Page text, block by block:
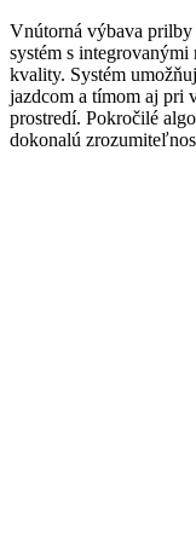
Vnútorná výbava prilby
systém s
kvality. Systém
jazdcom a tímom aj pri
prostredí. Pokročilé
dokonalú